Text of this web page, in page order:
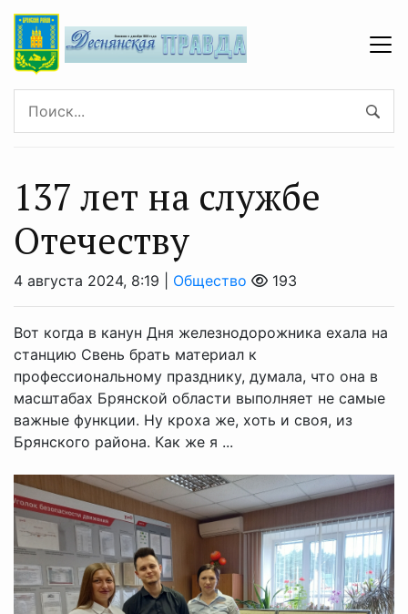
137 лет на службе
Отечеству
4 августа 2024, 8:19 | Общество 193
Вот когда в канун Дня железнодорожника ехала на
станцию Свень брать материал к
профессиональному празднику, думала, что она в
масштабах Брянской области выполняет не самые
важные функции. Ну кроха же, хоть и своя, из
Брянского района. Как же я ...